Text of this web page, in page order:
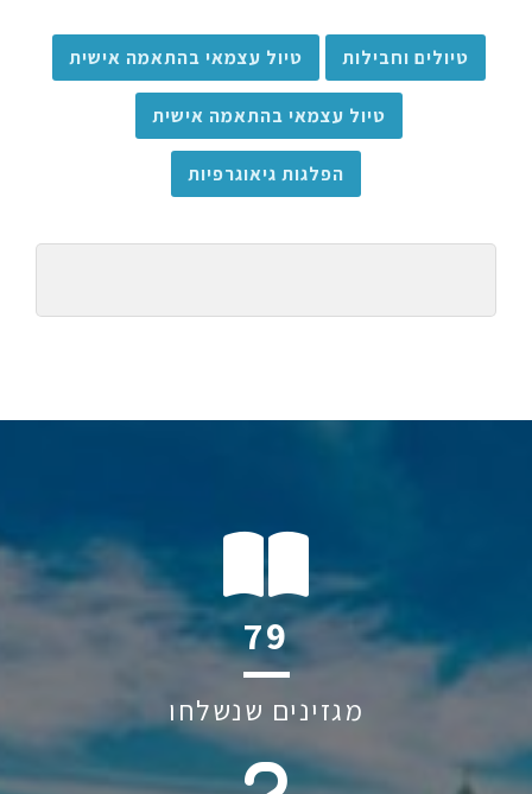
טיולים וחבילות טיול עצמאי בהתאמה אישית
טיול עצמאי בהתאמה אישית
הפלגות גיאוגרפיות
111
מגזינים שנשלחו